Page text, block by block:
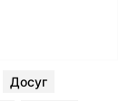
Досуг